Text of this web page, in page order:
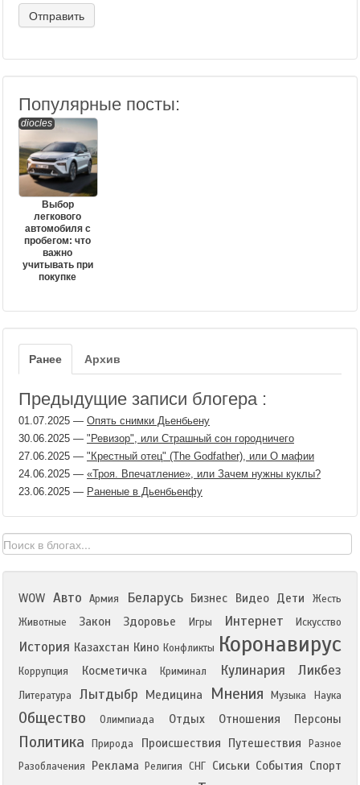
Популярные посты:
diocles
Выбор
легкового
автомобиля с
пробегом: что
важно
учитывать при
покупке
Ранее Архив
Предыдущие записи блогера :
01.07.2025 — Опять снимки Дьенбьену
30.06.2025 — "Ревизор", или Страшный сон городничего
27.06.2025 — "Крестный отец" (The Godfather), или О мафии
24.06.2025 — «Троя. Впечатление», или Зачем нужны куклы?
23.06.2025 — Раненые в Дьенбьенфу
WOW Авто Армия Беларусь Бизнес Видео Дети
Жесть
Животные
Закон Здоровье Игры Интернет Искусство
История Казахстан Кино Конфликты Коронавирус
Коррупция Косметичка Криминал Кулинария Ликбез
Литература Лытдыбр Медицина Мнения Музыка Наука
Общество Олимпиада Отдых Отношения Персоны
Политика Природа Происшествия Путешествия
Разное
Разоблачения
Реклама Религия СНГ Сиськи События Спорт